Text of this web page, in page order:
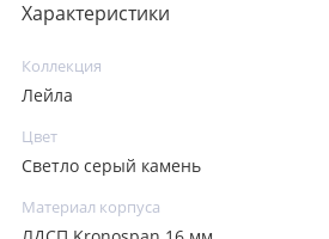
Характеристики
Коллекция
Лейла
Цвет
Светло серый камень
Материал корпуса